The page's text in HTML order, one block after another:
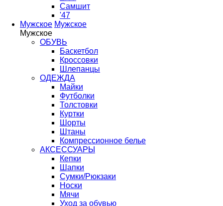
Самшит
'47
Мужское Мужское
Мужское
ОБУВЬ
Баскетбол
Кроссовки
Шлепанцы
ОДЕЖДА
Майки
Футболки
Толстовки
Куртки
Шорты
Штаны
Компрессионное белье
АКСЕССУАРЫ
Кепки
Шапки
Сумки/Рюкзаки
Носки
Мячи
Уход за обувью